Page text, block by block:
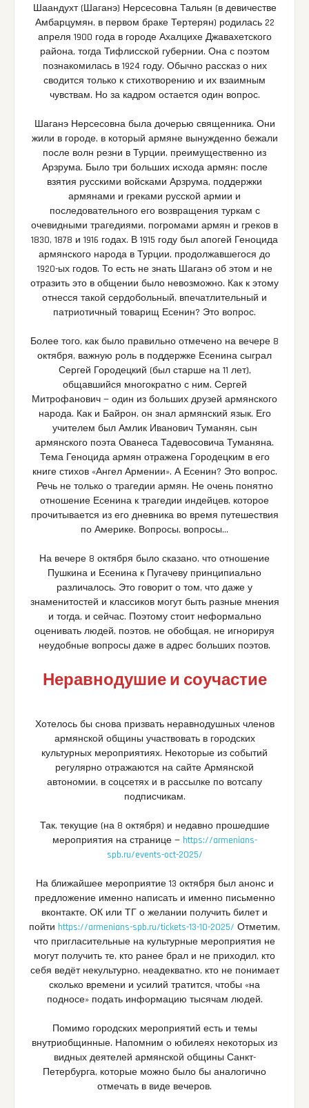
Шаандухт (Шаганэ) Нерсесовна Тальян (в девичестве
Амбарцумян, в первом браке Тертерян) родилась 22
апреля 1900 года в городе Ахалцихе Джавахетского
района, тогда Тифлисской губернии. Она с поэтом
познакомилась в 1924 году. Обычно рассказ о них
сводится только к стихотворению и их взаимным
чувствам. Но за кадром остается один вопрос.
Шаганэ Нерсесовна была дочерью священника. Они
жили в городе, в который армяне вынужденно бежали
после волн резни в Турции, преимущественно из
Арзрума. Было три больших исхода армян: после
взятия русскими войсками Арзрума, поддержки
армянами и греками русской армии и
последовательного его возвращения туркам с
очевидными трагедиями, погромами армян и греков в
1830, 1878 и 1916 годах. В 1915 году был апогей Геноцида
армянского народа в Турции, продолжавшегося до
1920-ых годов. То есть не знать Шаганэ об этом и не
отразить это в общении было невозможно. Как к этому
отнесся такой сердобольный, впечатлительный и
патриотичный товарищ Есенин? Это вопрос.
Более того, как было правильно отмечено на вечере 8
октября, важную роль в поддержке Есенина сыграл
Сергей Городецкий (был старше на 11 лет),
общавшийся многократно с ним. Сергей
Митрофанович — один из больших друзей армянского
народа. Как и Байрон, он знал армянский язык. Его
учителем был Амлик Иванович Туманян, сын
армянского поэта Ованеса Тадевосовича Туманяна.
Тема Геноцида армян отражена Городецким в его
книге стихов «Ангел Армении». А Есенин? Это вопрос.
Речь не только о трагедии армян. Не очень понятно
отношение Есенина к трагедии индейцев, которое
прочитывается из его дневника во время путешествия
по Америке. Вопросы, вопросы…
На вечере 8 октября было сказано, что отношение
Пушкина и Есенина к Пугачеву принципиально
различалось. Это говорит о том, что даже у
знаменитостей и классиков могут быть разные мнения
и тогда, и сейчас. Поэтому стоит неформально
оценивать людей, поэтов, не обобщая, не игнорируя
неудобные вопросы даже в адрес больших поэтов.
Неравнодушие и соучастие
Хотелось бы снова призвать неравнодушных членов
армянской общины участвовать в городских
культурных мероприятиях. Некоторые из событий
регулярно отражаются на сайте Армянской
автономии, в соцсетях и в рассылке по вотсапу
подписчикам.
Так, текущие (на 8 октября) и недавно прошедшие
мероприятия на странице — https://armenians-
spb.ru/events-oct-2025/
На ближайшее мероприятие 13 октября был анонс и
предложение именно написать и именно письменно
вконтакте, ОК или ТГ о желании получить билет и
пойти https://armenians-spb.ru/tickets-13-10-2025/ Отметим,
что пригласительные на культурные мероприятия не
могут получить те, кто ранее брал и не приходил, кто
себя ведёт некультурно, неадекватно, кто не понимает
сколько времени и усилий тратится, чтобы «на
подносе» подать информацию тысячам людей.
Помимо городских мероприятий есть и темы
внутриобщинные. Напомним о юбилеях некоторых из
видных деятелей армянской общины Санкт-
Петербурга, которые можно было бы аналогично
отмечать в виде вечеров.